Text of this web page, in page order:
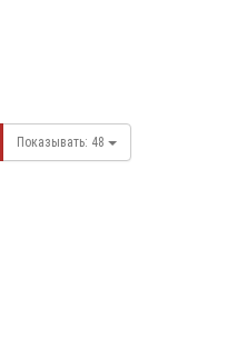
Показывать: 48